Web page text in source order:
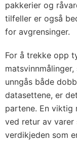
pakkerier og
tilfeller er også
for avgrensinger.
For å trekke opp
unngås både
datasettene, er
partene. En viktig
ved retur av
verdikjeden som